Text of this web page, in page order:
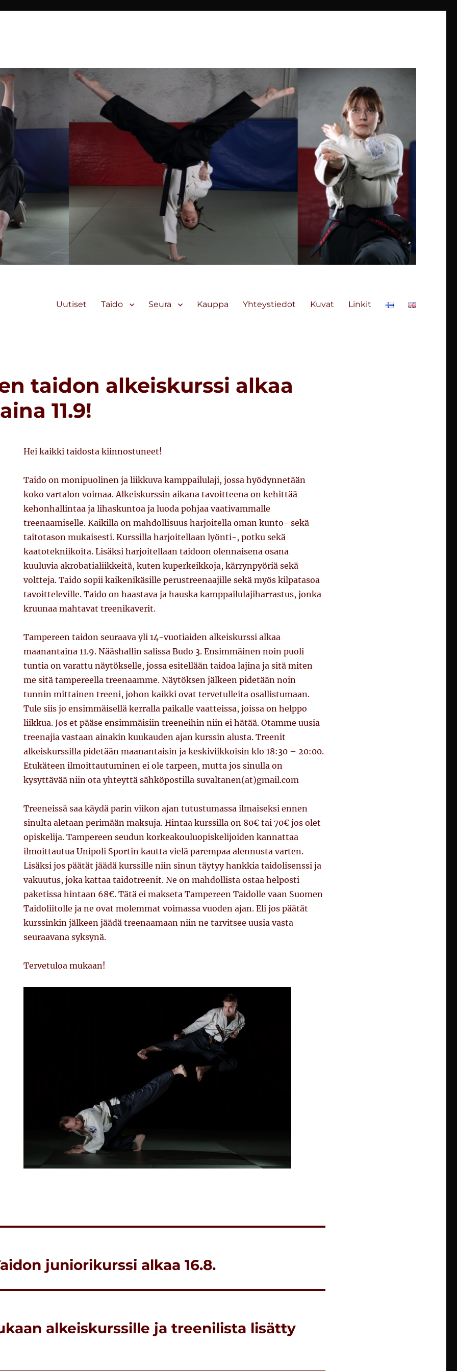
Uutiset Taido Seura Kauppa Yhteystiedot Kuvat Linkit
taidon alkeiskurssi alkaa
11.9!
Hei kaikki taidosta kiinnostuneet!
Taido on monipuolinen ja liikkuva kamppailulaji, jossa hyödynnetään
koko vartalon voimaa. Alkeiskurssin aikana tavoitteena on kehittää
kehonhallintaa ja lihaskuntoa ja luoda pohjaa vaativammalle
treenaamiselle. Kaikilla on mahdollisuus harjoitella oman kunto- sekä
taitotason mukaisesti. Kurssilla harjoitellaan lyönti-, potku sekä
kaatotekniikoita. Lisäksi harjoitellaan taidoon olennaisena osana
kuuluvia akrobatialiikkeitä, kuten kuperkeikkoja, kärrynpyöriä sekä
voltteja. Taido sopii kaikenikäsille perustreenaajille sekä myös kilpatasoa
tavoitteleville. Taido on haastava ja hauska kamppailulajiharrastus, jonka
kruunaa mahtavat treenikaverit.
Tampereen taidon seuraava yli 14-vuotiaiden alkeiskurssi alkaa
maanantaina 11.9. Nääshallin salissa Budo 3. Ensimmäinen noin puoli
tuntia on varattu näytökselle, jossa esitellään taidoa lajina ja sitä miten
me sitä tampereella treenaamme. Näytöksen jälkeen pidetään noin
tunnin mittainen treeni, johon kaikki ovat tervetulleita osallistumaan.
Tule siis jo ensimmäisellä kerralla paikalle vaatteissa, joissa on helppo
liikkua. Jos et pääse ensimmäisiin treeneihin niin ei hätää. Otamme uusia
treenajia vastaan ainakin kuukauden ajan kurssin alusta. Treenit
alkeiskurssilla pidetään maanantaisin ja keskiviikkoisin klo 18:30 – 20:00.
Etukäteen ilmoittautuminen ei ole tarpeen, mutta jos sinulla on
kysyttävää niin ota yhteyttä sähköpostilla suvaltanen(at)gmail.com
Treeneissä saa käydä parin viikon ajan tutustumassa ilmaiseksi ennen
sinulta aletaan perimään maksuja. Hintaa kurssilla on 80€ tai 70€ jos olet
opiskelija. Tampereen seudun korkeakouluopiskelijoiden kannattaa
ilmoittautua Unipoli Sportin kautta vielä parempaa alennusta varten.
Lisäksi jos päätät jäädä kurssille niin sinun täytyy hankkia taidolisenssi ja
vakuutus, joka kattaa taidotreenit. Ne on mahdollista ostaa helposti
paketissa hintaan 68€. Tätä ei makseta Tampereen Taidolle vaan Suomen
Taidoliitolle ja ne ovat molemmat voimassa vuoden ajan. Eli jos päätät
kurssinkin jälkeen jäädä treenaamaan niin ne tarvitsee uusia vasta
seuraavana syksynä.
Tervetuloa mukaan!
juniorikurssi alkaa 16.8.
alkeiskurssille ja treenilista lisätty